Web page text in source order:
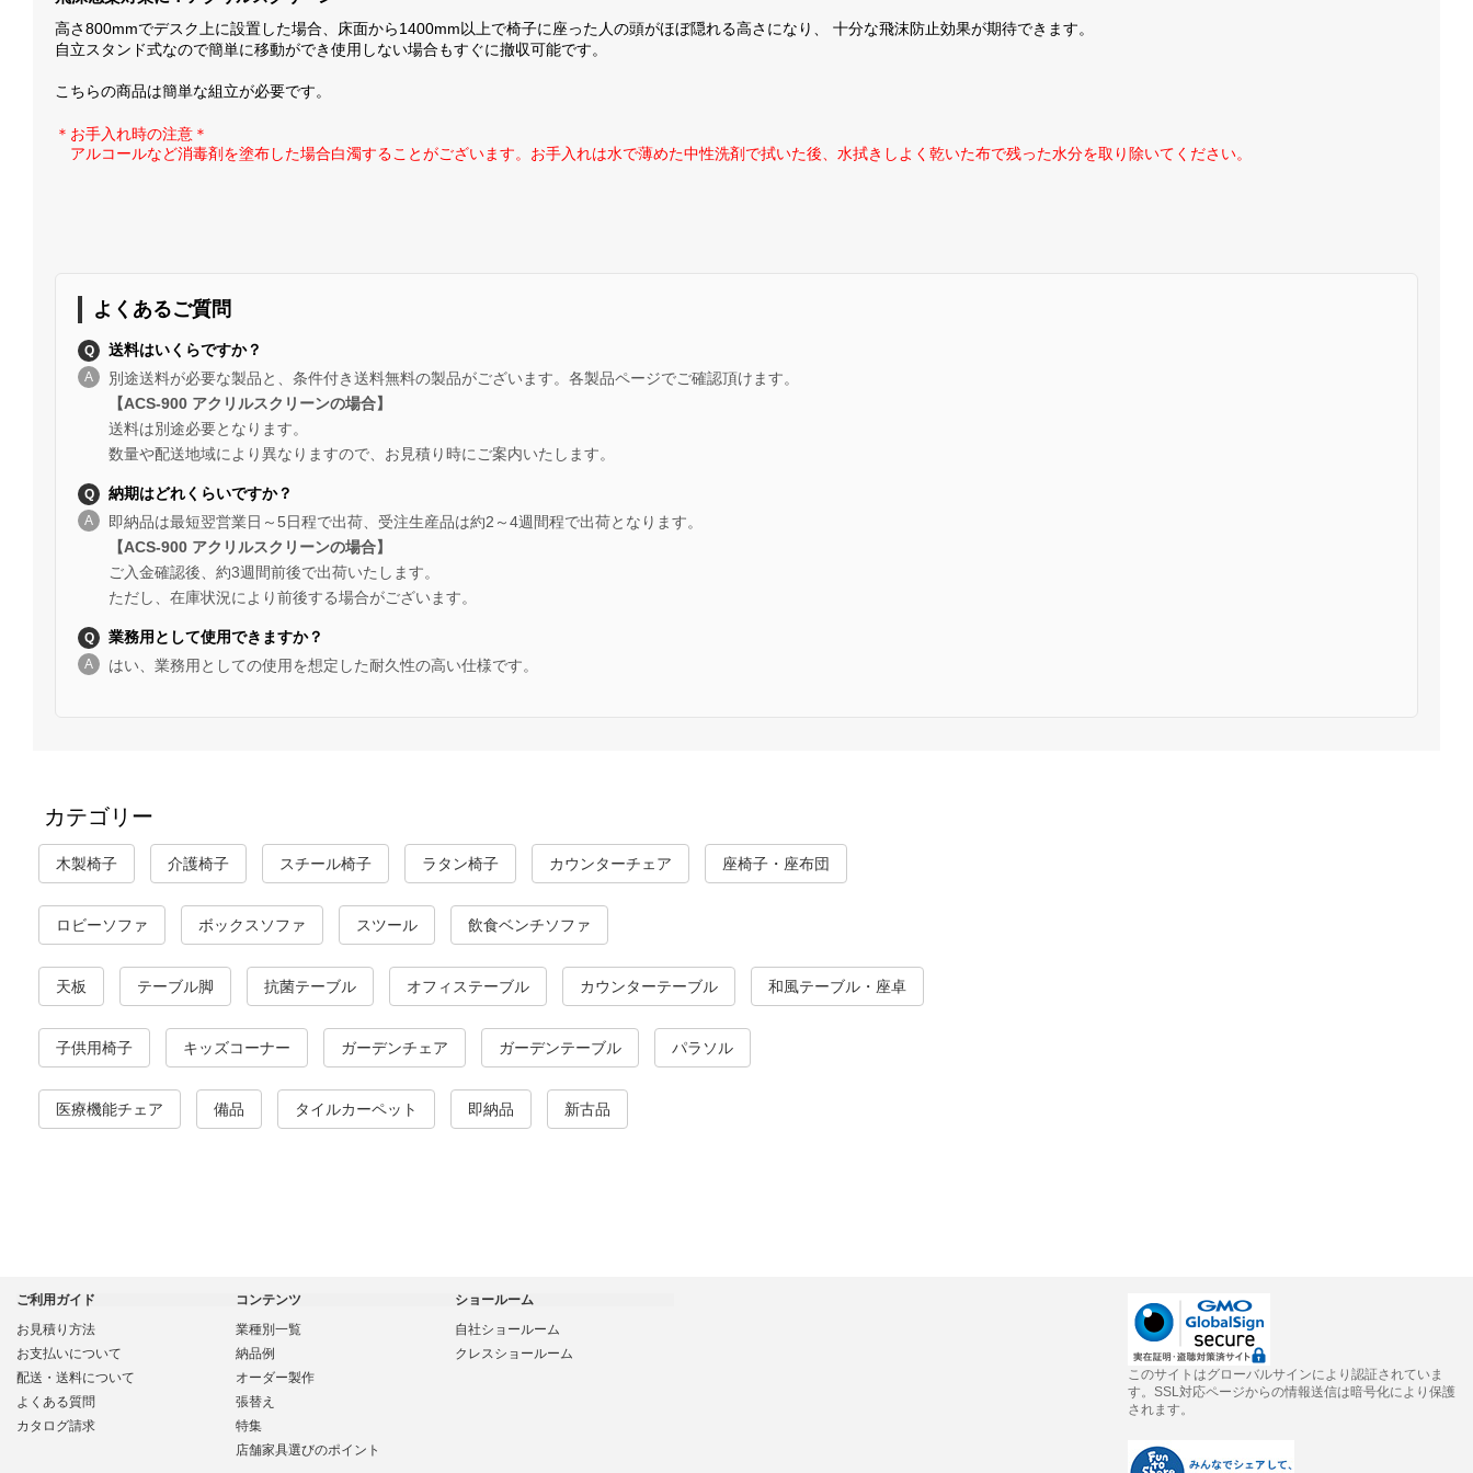
高さ800mmでデスク上に設置した場合、床面から1400mm以上で椅子に座った人の頭がほぼ隠れる高さになり、 十分な飛沫防止効果が期待できます。
自立スタンド式なので簡単に移動ができ使用しない場合もすぐに撤収可能です。
こちらの商品は簡単な組立が必要です。
＊お手入れ時の注意＊
アルコールなど消毒剤を塗布した場合白濁することがございます。お手入れは水で薄めた中性洗剤で拭いた後、水拭きしよく乾いた布で残った水分を取り除いてください。
よくあるご質問
送料はいくらですか？
別途送料が必要な製品と、条件付き送料無料の製品がございます。各製品ページでご確認頂けます。
【ACS-900 アクリルスクリーンの場合】
送料は別途必要となります。
数量や配送地域により異なりますので、お見積り時にご案内いたします。
納期はどれくらいですか？
即納品は最短翌営業日～5日程で出荷、受注生産品は約2～4週間程で出荷となります。
【ACS-900 アクリルスクリーンの場合】
ご入金確認後、約3週間前後で出荷いたします。
ただし、在庫状況により前後する場合がございます。
業務用として使用できますか？
はい、業務用としての使用を想定した耐久性の高い仕様です。
カテゴリー
木製椅子 介護椅子 スチール椅子 ラタン椅子 カウンターチェア 座椅子・座布団
ロビーソファ ボックスソファ スツール 飲食ベンチソファ
天板 テーブル脚 抗菌テーブル オフィステーブル カウンターテーブル 和風テーブル・座卓
子供用椅子 キッズコーナー ガーデンチェア ガーデンテーブル パラソル
医療機能チェア 備品 タイルカーペット 即納品 新古品
ご利用ガイド
お見積り方法
お支払いについて
配送・送料について
よくある質問
カタログ請求
コンテンツ
業種別一覧
納品例
オーダー製作
張替え
特集
店舗家具選びのポイント
ショールーム
自社ショールーム
クレスショールーム
このサイトはグローバルサインにより認証されていま
す。SSL対応ページからの情報送信は暗号化により保護
されます。